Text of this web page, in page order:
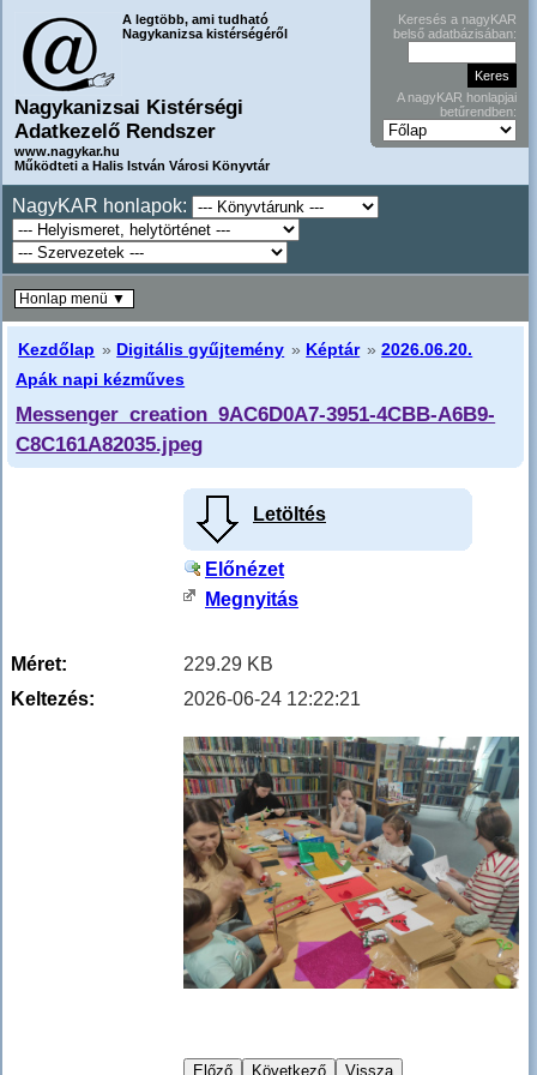
A legtöbb, ami tudható
Nagykanizsa kistérségéről
Nagykanizsai Kistérségi
Adatkezelő Rendszer
www.nagykar.hu
Működteti a Halis István Városi Könyvtár
Keresés a nagyKAR
belső adatbázisában:
A nagyKAR honlapjai
betűrendben:
NagyKAR honlapok:
Kezdőlap » Digitális gyűjtemény » Képtár »2026.06.20.
Apák napi kézműves
Messenger_creation_9AC6D0A7-3951-4CBB-A6B9-
C8C161A82035.jpeg
Letöltés
Előnézet
Megnyitás
Méret:
229.29 KB
Keltezés:
2026-06-24 12:22:21
Honlap menü ▼